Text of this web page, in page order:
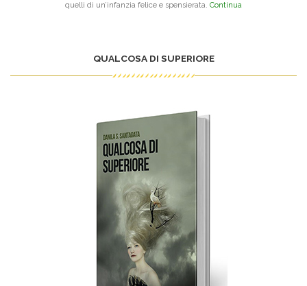
quelli di un’infanzia felice e spensierata. Continua
QUALCOSA DI SUPERIORE